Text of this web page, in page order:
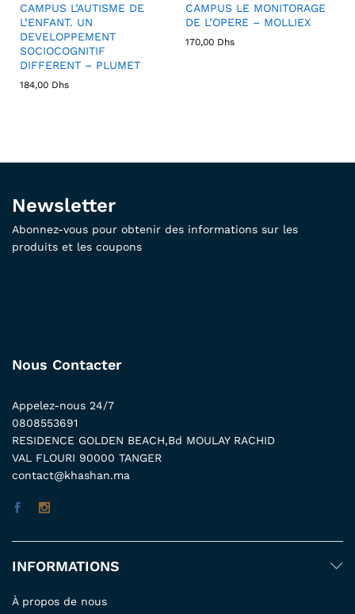
CAMPUS L’AUTISME DE
L’ENFANT. UN
DEVELOPPEMENT
SOCIOCOGNITIF
DIFFERENT – PLUMET
184,00 Dhs
CAMPUS LE MONITORAGE
DE L’OPERE – MOLLIEX
170,00 Dhs
Newsletter
Abonnez-vous pour obtenir des informations sur les
produits et les coupons
Nous Contacter
Appelez-nous 24/7
0808553691
RESIDENCE GOLDEN BEACH,Bd MOULAY RACHID
VAL FLOURI 90000 TANGER
contact@khashan.ma
INFORMATIONS
À propos de nous